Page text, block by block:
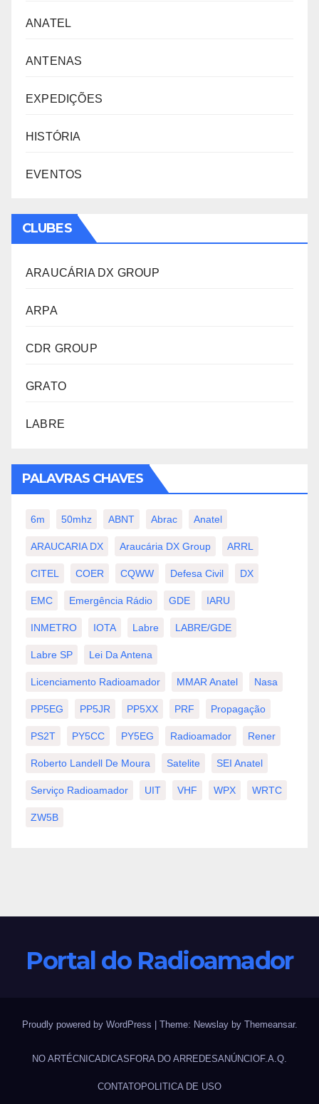
ANATEL
ANTENAS
EXPEDIÇÕES
HISTÓRIA
EVENTOS
CLUBES
ARAUCÁRIA DX GROUP
ARPA
CDR GROUP
GRATO
LABRE
PALAVRAS CHAVES
6m 50mhz ABNT Abrac Anatel
ARAUCARIA DX Araucária DX Group ARRL
CITEL COER CQWW Defesa Civil DX
EMC Emergência Rádio GDE IARU
INMETRO IOTA Labre LABRE/GDE
Labre SP Lei Da Antena
Licenciamento Radioamador MMAR Anatel Nasa
PP5EG PP5JR PP5XX PRF Propagação
PS2T PY5CC PY5EG Radioamador Rener
Roberto Landell De Moura Satelite SEI Anatel
Serviço Radioamador UIT VHF WPX WRTC
ZW5B
Portal do Radioamador
Proudly powered by WordPress Theme: Newslayby Themeansar.
NO ARTÉCNICADICAS FORA DO ARREDESANÚNCIOF.A.Q.
CONTATOPOLITICA DE USO